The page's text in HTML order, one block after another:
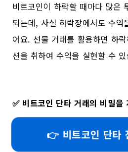
비트코인이 하락할 때마다 많은
되는데, 사실 하락장에서도 수
어요. 선물 거래를 활용하면 하
션을 취하여 수익을 실현할 수
✅ 비트코인 단타 거래의 비밀을
👉 비트코인 단타